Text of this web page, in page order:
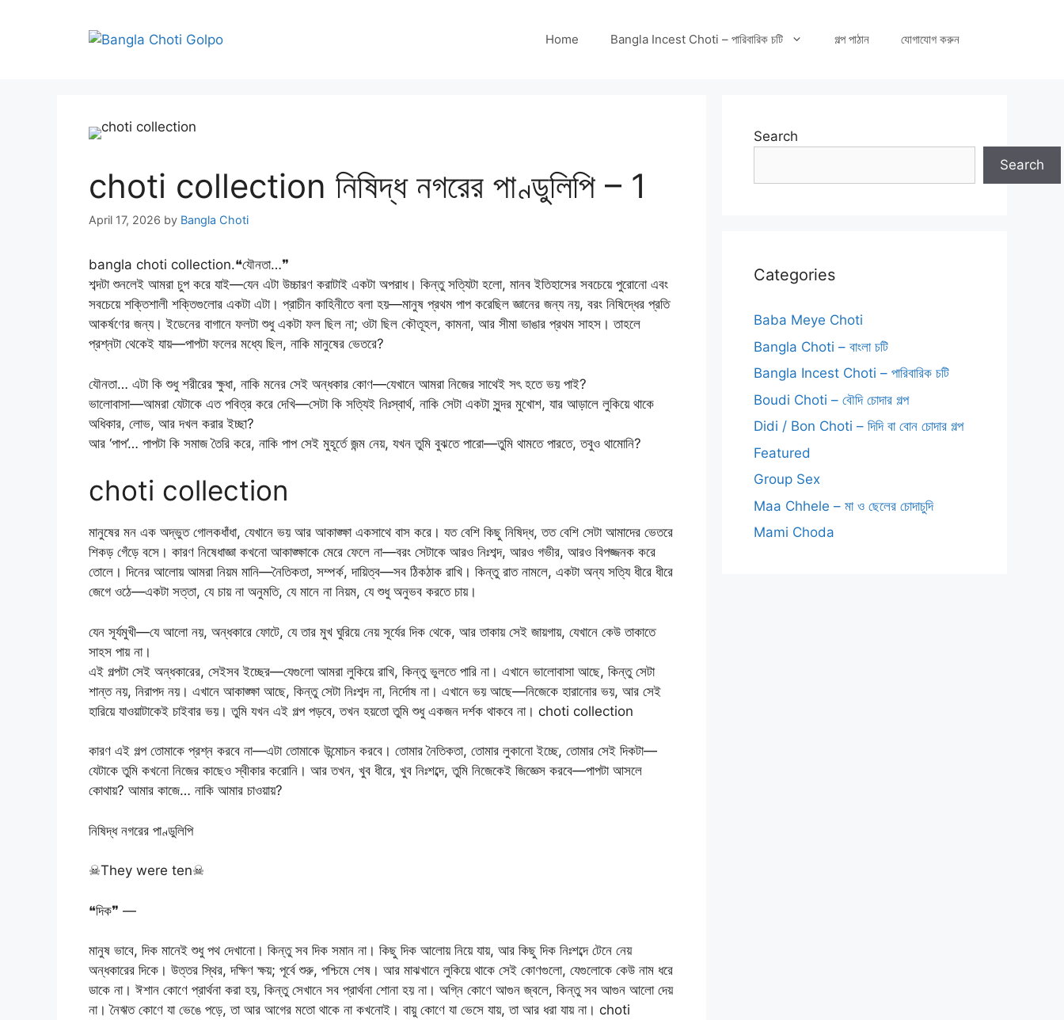
Home Bangla Incest Choti – পারিবারিক চটি গল্প পাঠান যোগাযোগ করুন
choti collection নিষিদ্ধ নগরের পাণ্ডুলিপি – 1
April 17, 2026 by Bangla Choti
bangla choti collection.❝যৌনতা…❞
শব্দটা শুনলেই আমরা চুপ করে যাই—যেন এটা উচ্চারণ করাটাই একটা অপরাধ। কিন্তু সত্যিটা হলো, মানব ইতিহাসের সবচেয়ে পুরোনো এবং
সবচেয়ে শক্তিশালী শক্তিগুলোর একটা এটা। প্রাচীন কাহিনীতে বলা হয়—মানুষ প্রথম পাপ করেছিল জ্ঞানের জন্য নয়, বরং নিষিদ্ধের প্রতি
আকর্ষণের জন্য। ইডেনের বাগানে ফলটা শুধু একটা ফল ছিল না; ওটা ছিল কৌতূহল, কামনা, আর সীমা ভাঙার প্রথম সাহস। তাহলে
প্রশ্নটা থেকেই যায়—পাপটা ফলের মধ্যে ছিল, নাকি মানুষের ভেতরে?
যৌনতা… এটা কি শুধু শরীরের ক্ষুধা, নাকি মনের সেই অন্ধকার কোণ—যেখানে আমরা নিজের সাথেই সৎ হতে ভয় পাই?
ভালোবাসা—আমরা যেটাকে এত পবিত্র করে দেখি—সেটা কি সত্যিই নিঃস্বার্থ, নাকি সেটা একটা সুন্দর মুখোশ, যার আড়ালে লুকিয়ে থাকে
অধিকার, লোভ, আর দখল করার ইচ্ছা?
আর ‘পাপ’… পাপটা কি সমাজ তৈরি করে, নাকি পাপ সেই মুহূর্তে জন্ম নেয়, যখন তুমি বুঝতে পারো—তুমি থামতে পারতে, তবুও থামোনি?
choti collection
মানুষের মন এক অদ্ভুত গোলকধাঁধা, যেখানে ভয় আর আকাঙ্ক্ষা একসাথে বাস করে। যত বেশি কিছু নিষিদ্ধ, তত বেশি সেটা আমাদের ভেতরে
শিকড় গেঁড়ে বসে। কারণ নিষেধাজ্ঞা কখনো আকাঙ্ক্ষাকে মেরে ফেলে না—বরং সেটাকে আরও নিঃশব্দ, আরও গভীর, আরও বিপজ্জনক করে
তোলে। দিনের আলোয় আমরা নিয়ম মানি—নৈতিকতা, সম্পর্ক, দায়িত্ব—সব ঠিকঠাক রাখি। কিন্তু রাত নামলে, একটা অন্য সত্যি ধীরে ধীরে
জেগে ওঠে—একটা সত্তা, যে চায় না অনুমতি, যে মানে না নিয়ম, যে শুধু অনুভব করতে চায়।
যেন সূর্যমুখী—যে আলো নয়, অন্ধকারে ফোটে, যে তার মুখ ঘুরিয়ে নেয় সূর্যের দিক থেকে, আর তাকায় সেই জায়গায়, যেখানে কেউ তাকাতে
সাহস পায় না।
এই গল্পটা সেই অন্ধকারের, সেইসব ইচ্ছের—যেগুলো আমরা লুকিয়ে রাখি, কিন্তু ভুলতে পারি না। এখানে ভালোবাসা আছে, কিন্তু সেটা
শান্ত নয়, নিরাপদ নয়। এখানে আকাঙ্ক্ষা আছে, কিন্তু সেটা নিঃশব্দ না, নির্দোষ না। এখানে ভয় আছে—নিজেকে হারানোর ভয়, আর সেই
হারিয়ে যাওয়াটাকেই চাইবার ভয়। তুমি যখন এই গল্প পড়বে, তখন হয়তো তুমি শুধু একজন দর্শক থাকবে না। choti collection
কারণ এই গল্প তোমাকে প্রশ্ন করবে না—এটা তোমাকে উন্মোচন করবে। তোমার নৈতিকতা, তোমার লুকানো ইচ্ছে, তোমার সেই দিকটা—
যেটাকে তুমি কখনো নিজের কাছেও স্বীকার করোনি। আর তখন, খুব ধীরে, খুব নিঃশব্দে, তুমি নিজেকেই জিজ্ঞেস করবে—পাপটা আসলে
কোথায়? আমার কাজে… নাকি আমার চাওয়ায়?
নিষিদ্ধ নগরের পাণ্ডুলিপি
☠They were ten☠
❝দিক❞ —
মানুষ ভাবে, দিক মানেই শুধু পথ দেখানো। কিন্তু সব দিক সমান না। কিছু দিক আলোয় নিয়ে যায়, আর কিছু দিক নিঃশব্দে টেনে নেয়
অন্ধকারের দিকে। উত্তর স্থির, দক্ষিণ ক্ষয়; পূর্বে শুরু, পশ্চিমে শেষ। আর মাঝখানে লুকিয়ে থাকে সেই কোণগুলো, যেগুলোকে কেউ নাম ধরে
ডাকে না। ঈশান কোণে প্রার্থনা করা হয়, কিন্তু সেখানে সব প্রার্থনা শোনা হয় না। অগ্নি কোণে আগুন জ্বলে, কিন্তু সব আগুন আলো দেয়
না। নৈঋত কোণে যা ভেঙে পড়ে, তা আর আগের মতো থাকে না কখনোই। বায়ু কোণে যা ভেসে যায়, তা আর ধরা যায় না। choti
Search
Search
Categories
Baba Meye Choti
Bangla Choti – বাংলা চটি
Bangla Incest Choti – পারিবারিক চটি
Boudi Choti – বৌদি চোদার গল্প
Didi / Bon Choti – দিদি বা বোন চোদার গল্প
Featured
Group Sex
Maa Chhele – মা ও ছেলের চোদাচুদি
Mami Choda